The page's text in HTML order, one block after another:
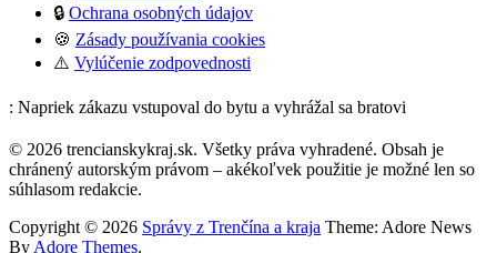
🔒 Ochrana osobných údajov
🍪 Zásady používania cookies
⚠️ Vylúčenie zodpovednosti
: Napriek zákazu vstupoval do bytu a vyhrážal sa bratovi
© 2026 trencianskykraj.sk. Všetky práva vyhradené. Obsah je
chránený autorským právom – akékoľvek použitie je možné len so
súhlasom redakcie.
Copyright © 2026 Správy z Trenčína a kraja Theme: Adore News
By Adore Themes.